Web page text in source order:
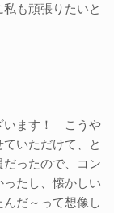
も頑張りたいと
います！ こうや
いただけて、と
ったので、コン
たし、懐かしい
だ～って想像し